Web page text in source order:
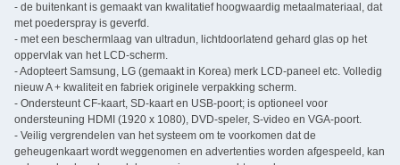
- de buitenkant is gemaakt van kwalitatief hoogwaardig metaalmateriaal, dat
met poederspray is geverfd.
- met een beschermlaag van ultradun, lichtdoorlatend gehard glas op het
oppervlak van het LCD-scherm.
- Adopteert Samsung, LG (gemaakt in Korea) merk LCD-paneel etc. Volledig
nieuw A + kwaliteit en fabriek originele verpakking scherm.
- Ondersteunt CF-kaart, SD-kaart en USB-poort; is optioneel voor
ondersteuning HDMI (1920 x 1080), DVD-speler, S-video en VGA-poort.
- Veilig vergrendelen van het systeem om te voorkomen dat de
geheugenkaart wordt weggenomen en advertenties worden afgespeeld, kan